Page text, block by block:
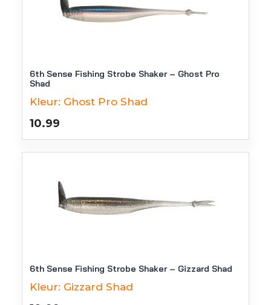
6th Sense Fishing Strobe Shaker – Ghost Pro
Shad
Kleur: Ghost Pro Shad
10.99
6th Sense Fishing Strobe Shaker – Gizzard Shad
Kleur: Gizzard Shad